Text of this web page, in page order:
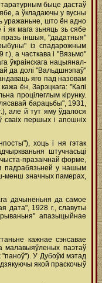
быце дастаў
а ўкладаючы у вусны
уражаньне, што ён адно
i як мага зьняць зь сябе
празь іншыя, "дадатныя"
із спадарожным
а часткава i "Вязьмо"
ўкраінскага нацыянал-
да долi "Вальдшнэпаў"
яго пад назовам
ён, Зарэцкага: "Калі
процілеглым кірунку.
барацьбы", 1931,
але й тут яму ўдалося
сваіх першых i апошніх
хоць i ня гэтак
штучнасьці
празаічнай форме,
падрабязьней у нашым
менш значных памерах,
дачыненьня да самое
дата", 1928 г., славуты
апазыцыйнае
кажнае сэнсавае
малавыяўленых паэтаў
У Дубоўкі мэтад
якой праскочыў